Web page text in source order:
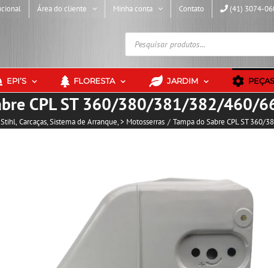
Área do cliente Minha conta Contato (41) 3074-
Pesquisar
produtos
EPI’S FLORESTA JARDIM PEÇAS
CPL ST 360/380/381/382/460/
Carcaças Sistema de Arranque > Motosserras Tampa do Sabre CPL ST